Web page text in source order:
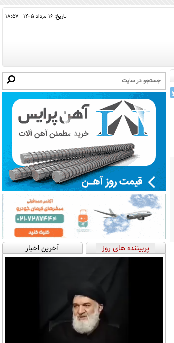
تاریخ: ۱۶ مرداد ۱۴۰۵ - ۱۸:۵۷
پربیننده های روز آخرین اخبار